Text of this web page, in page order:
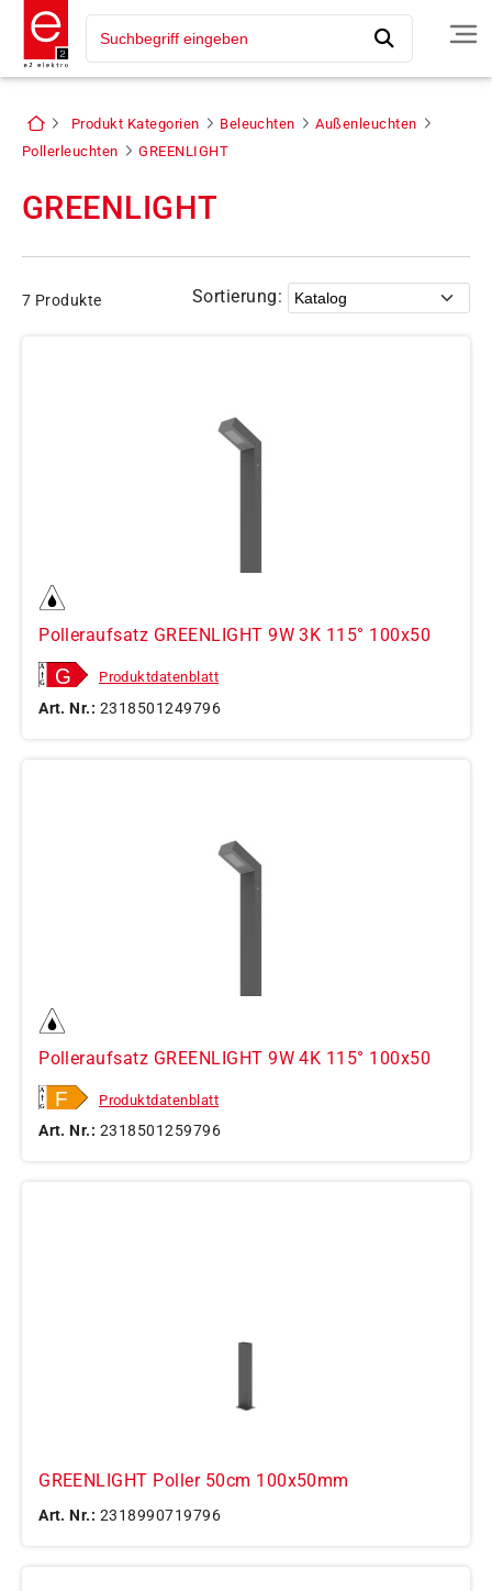
Produkt Kategorien Beleuchten
Außenleuchten
Pollerleuchten
GREENLIGHT
GREENLIGHT
7 Produkte Sortierung:
Polleraufsatz GREENLIGHT 9W 3K 115° 100x50
Produktdatenblatt
Art. Nr.: 2318501249796
Polleraufsatz GREENLIGHT 9W 4K 115° 100x50
Produktdatenblatt
Art. Nr.: 2318501259796
GREENLIGHT Poller 50cm 100x50mm
Art. Nr.: 2318990719796